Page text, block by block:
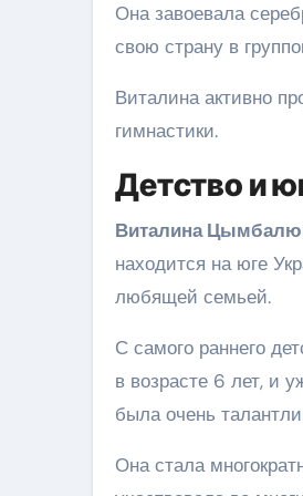
Она завоевала
свою страну в
Виталина активно
гимнастики.
Детство и
Виталина
находится на юге
любящей семьей.
С самого раннего
в возрасте 6 лет, и
была очень
Она стала